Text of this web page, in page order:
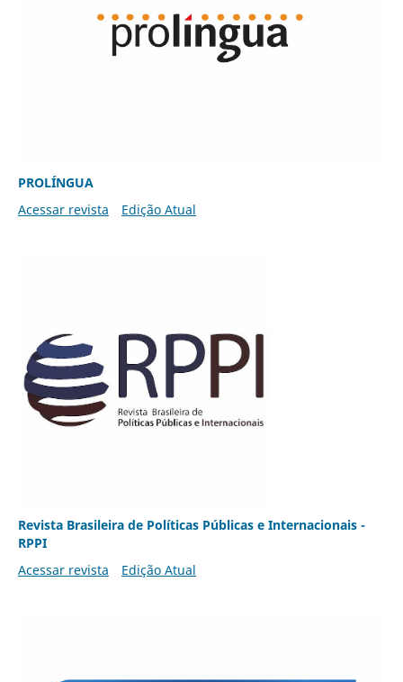
PROLÍNGUA
Acessar revista
Edição Atual
Revista Brasileira de Políticas Públicas e Internacionais -
RPPI
Acessar revista
Edição Atual